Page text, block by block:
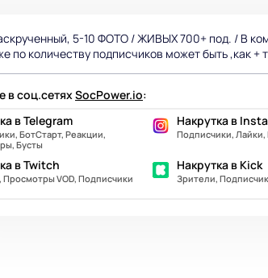
5-10 ФОТО / ЖИВЫХ 700+ под. / В
по количеству подписчиков может быть ,как +
в соц.сетяхSocPower.io:
в Telegram
БотСтарт, Реакции,
Бусты
Накрутка в
Подписчики,
в Twitch
Просмотры VOD, Подписчики
Накрутка в Kick
Зрители,